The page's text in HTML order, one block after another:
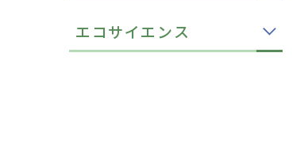
エコサイエンス